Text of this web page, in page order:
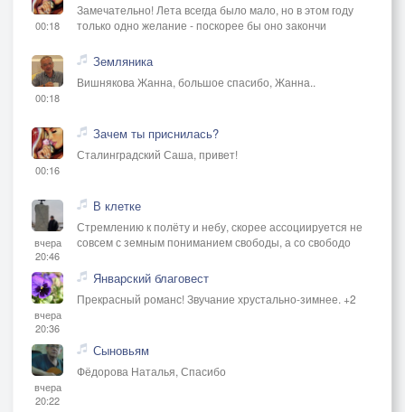
00:18
Замечательно! Лета всегда было мало, но в этом году
только одно желание - поскорее бы оно закончи
00:18
Земляника
Вишнякова Жанна, большое спасибо, Жанна..
00:16
Зачем ты приснилась?
Сталинградский Саша, привет!
вчера
20:46
В клетке
Стремлению к полёту и небу, скорее ассоциируется не
совсем с земным пониманием свободы, а со свободо
вчера
20:36
Январский благовест
Прекрасный романс! Звучание хрустально-зимнее. +2
вчера
20:22
Сыновьям
Фёдорова Наталья, Спасибо